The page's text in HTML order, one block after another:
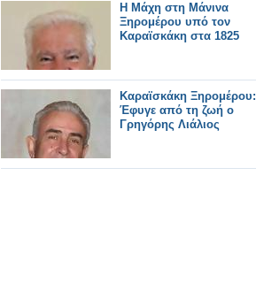
Η Μάχη στη Μάνινα
Ξηρομέρου υπό τον
Καραϊσκάκη στα 1825
Καραϊσκάκη Ξηρομέρου:
Έφυγε από τη ζωή ο
Γρηγόρης Λιάλιος